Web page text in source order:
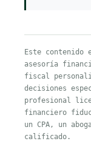
Este contenido
asesoría
fiscal
decisiones
profesional
financiero
un CPA, un
calificado.